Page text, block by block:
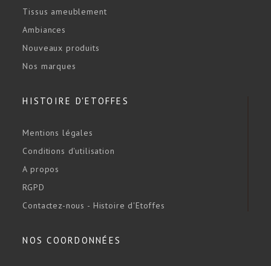
Tissus ameublement
Ambiances
Nouveaux produits
Nos marques
HISTOIRE D'ETOFFES
Mentions légales
Conditions d'utilisation
A propos
RGPD
Contactez-nous - Histoire d'Etoffes
NOS COORDONNÉES